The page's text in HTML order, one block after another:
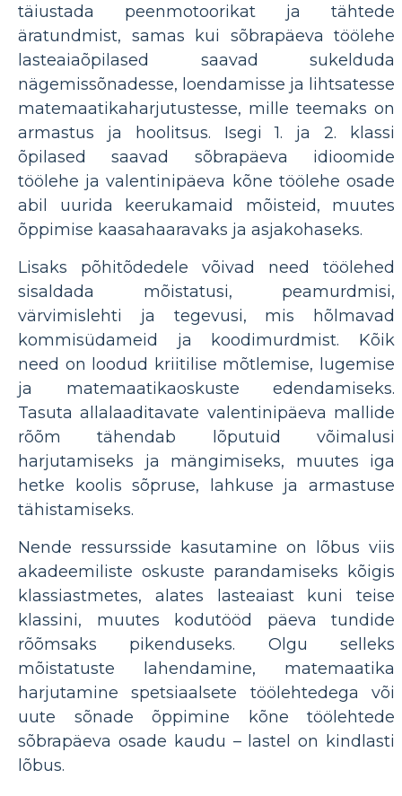
täiustada peenmotoorikat ja tähtede
äratundmist, samas kui sõbrapäeva töölehe
lasteaiaõpilased saavad sukelduda
nägemissõnadesse, loendamisse ja lihtsatesse
matemaatikaharjutustesse, mille teemaks on
armastus ja hoolitsus. Isegi 1. ja 2. klassi
õpilased saavad sõbrapäeva idioomide
töölehe ja valentinipäeva kõne töölehe osade
abil uurida keerukamaid mõisteid, muutes
õppimise kaasahaaravaks ja asjakohaseks.
Lisaks põhitõdedele võivad need töölehed
sisaldada mõistatusi, peamurdmisi,
värvimislehti ja tegevusi, mis hõlmavad
kommisüdameid ja koodimurdmist. Kõik
need on loodud kriitilise mõtlemise, lugemise
ja matemaatikaoskuste edendamiseks.
Tasuta allalaaditavate valentinipäeva mallide
rõõm tähendab lõputuid võimalusi
harjutamiseks ja mängimiseks, muutes iga
hetke koolis sõpruse, lahkuse ja armastuse
tähistamiseks.
Nende ressursside kasutamine on lõbus viis
akadeemiliste oskuste parandamiseks kõigis
klassiastmetes, alates lasteaiast kuni teise
klassini, muutes kodutööd päeva tundide
rõõmsaks pikenduseks. Olgu selleks
mõistatuste lahendamine, matemaatika
harjutamine spetsiaalsete töölehtedega või
uute sõnade õppimine kõne töölehtede
sõbrapäeva osade kaudu – lastel on kindlasti
lõbus.